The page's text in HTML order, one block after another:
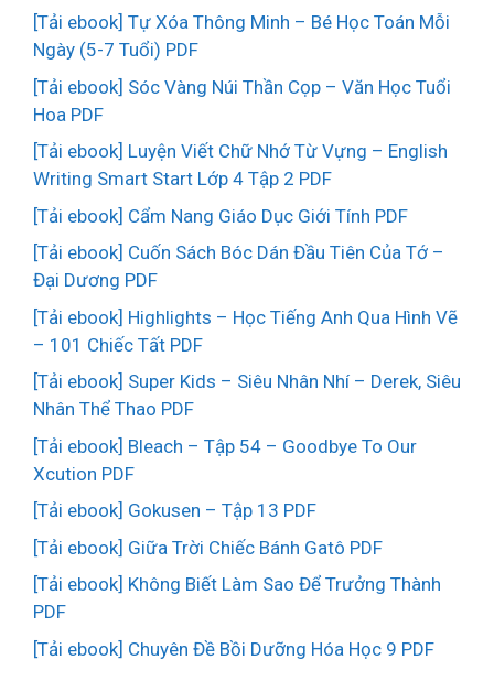
[Tải ebook] Tự Xóa Thông Minh – Bé Học Toán Mỗi
Ngày (5-7 Tuổi) PDF
[Tải ebook] Sóc Vàng Núi Thần Cọp – Văn Học Tuổi
Hoa PDF
[Tải ebook] Luyện Viết Chữ Nhớ Từ Vựng – English
Writing Smart Start Lớp 4 Tập 2 PDF
[Tải ebook] Cẩm Nang Giáo Dục Giới Tính PDF
[Tải ebook] Cuốn Sách Bóc Dán Đầu Tiên Của Tớ –
Đại Dương PDF
[Tải ebook] Highlights – Học Tiếng Anh Qua Hình Vẽ
– 101 Chiếc Tất PDF
[Tải ebook] Super Kids – Siêu Nhân Nhí – Derek, Siêu
Nhân Thể Thao PDF
[Tải ebook] Bleach – Tập 54 – Goodbye To Our
Xcution PDF
[Tải ebook] Gokusen – Tập 13 PDF
[Tải ebook] Giữa Trời Chiếc Bánh Gatô PDF
[Tải ebook] Không Biết Làm Sao Để Trưởng Thành
PDF
[Tải ebook] Chuyên Đề Bồi Dưỡng Hóa Học 9 PDF